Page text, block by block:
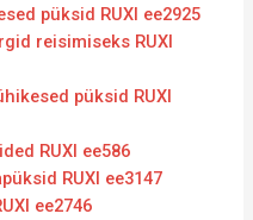
püksid RUXI ee2925
reisimiseks RUXI
püksid RUXI
RUXI ee586
RUXI ee3147
ee2746